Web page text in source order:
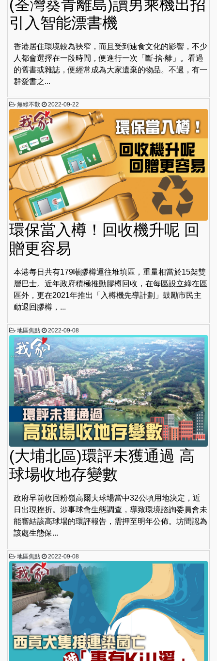
(荃灣葵青離島)讀男乘機出招
引入智能漂書機
香港居住環境較為狹窄，而且受到速食文化的影響，不少
人都會選擇在一段時間，便進行一次「斷‧捨‧離」。看過
的舊書或雜誌，便經常成為大家遺棄的物品。不過，有一
群愛書之...
無綠不歡 2022-09-22
環保當入樽！回收機升呢 回
贈更容易
本港每日共有179噸膠樽運往堆填區，重量相當於15架雙
層巴士。近年政府積極推動膠樽回收，在每區設立綠在區
區外，更在2021年推出「入樽機先導計劃」鼓勵市民主
動退回膠樽，...
地區焦點 2022-09-08
(大埔北區)環評未獲通過 高
球場收地存變數
政府早前收回粉嶺高爾夫球場當中32公頃用地決定，近
日出現挫折。涉事球會生態調查，導致環境諮詢委員會未
能審結該高球場的環評報告，需押至明年公佈。坊間認為
該處生態保...
地區焦點 2022-09-08